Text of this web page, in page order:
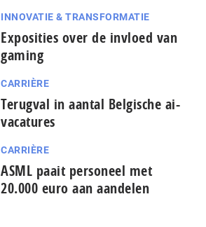
INNOVATIE & TRANSFORMATIE
Exposities over de invloed van
gaming
CARRIÈRE
Terugval in aantal Belgische ai-
vacatures
CARRIÈRE
ASML paait personeel met
20.000 euro aan aandelen